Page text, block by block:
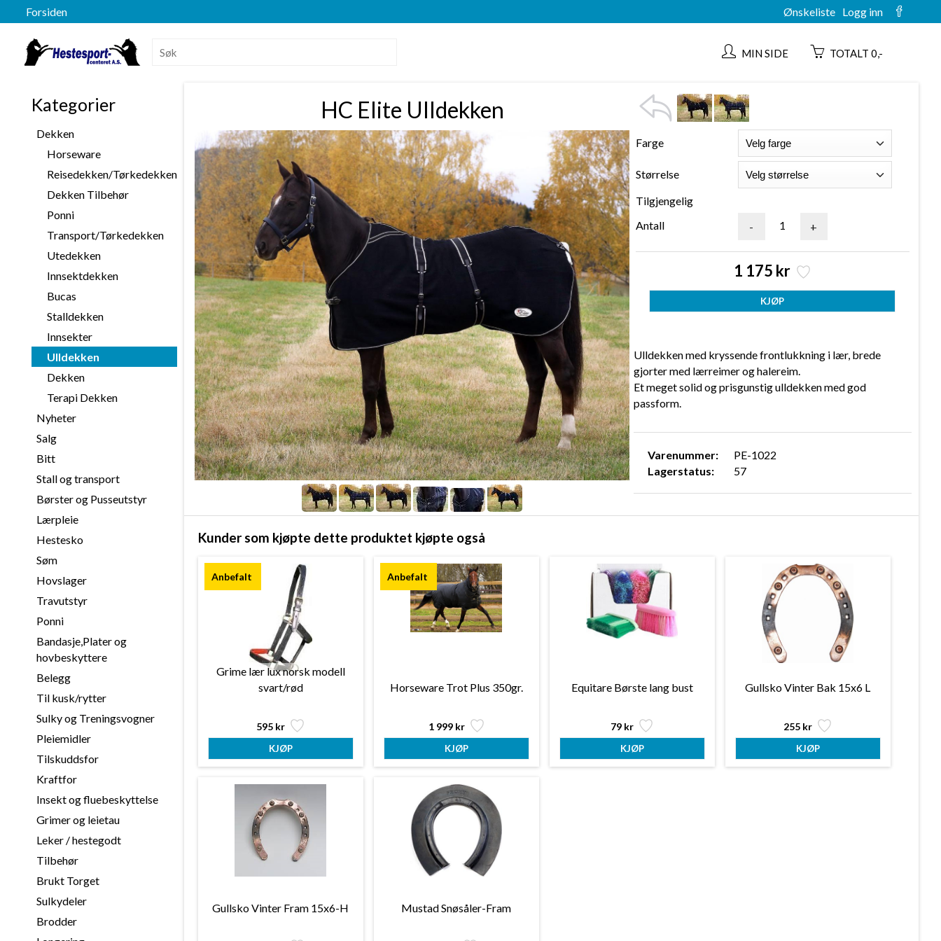
Forsiden Ønskeliste Logg inn
MIN SIDE TOTALT 0,-
Kategorier
Dekken
Horseware
Reisedekken/Tørkedekken
Dekken Tilbehør
Ponni
Transport/Tørkedekken
Utedekken
Innsektdekken
Bucas
Stalldekken
Innsekter
Ulldekken
Dekken
Terapi Dekken
Nyheter
Salg
Bitt
Stall og transport
Børster og Pusseutstyr
Lærpleie
Hestesko
Søm
Hovslager
Travutstyr
Ponni
Bandasje,Plater og
hovbeskyttere
Belegg
Til kusk/rytter
Sulky og Treningsvogner
Pleiemidler
Tilskuddsfor
Kraftfor
Insekt og fluebeskyttelse
Grimer og leietau
Leker / hestegodt
Tilbehør
Brukt Torget
Sulkydeler
Brodder
HC Elite Ulldekken
Farge
Størrelse
Tilgjengelig
Antall
- +
1 175 kr
Varenummer:
PE-1022
Lagerstatus:
57
Ulldekken med kryssende frontlukkning i lær, brede
gjorter med lærreimer og halereim.
Et meget solid og prisgunstig ulldekken med god
passform.
Kunder som kjøpte dette produktet kjøpte også
Grime lær lux norsk modell
svart/rød
595 kr
Horseware Trot Plus 350gr.
1 999 kr
Equitare Børste lang bust
79 kr
Gullsko Vinter Bak 15x6 L
255 kr
Gullsko Vinter Fram 15x6-H Mustad Snøsåler-Fram